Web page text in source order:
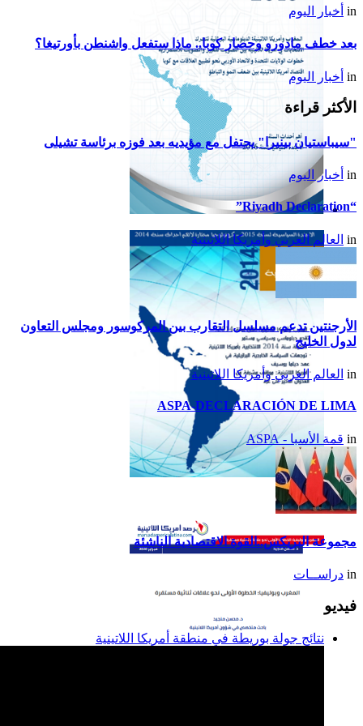
تقرير أمريكا اللاتينية لسنة
2015
تقرير أمريكا اللاتينية لسنة
2014
in أخبار اليوم
بعد خطف مادورو وحصار كوبا.. ماذا ستفعل واشنطن بأورتيغا؟
in أخبار اليوم
الأكثر قراءة
"سيباستيان بينيرا" يحتفل مع مؤيديه بعد فوزه برئاسة تشيلى
in أخبار اليوم
“Riyadh Declaration”
in العالم العربي وأمريكا اللاتينية
الأرجنتين تدعم مسلسل التقارب بين المركوسور ومجلس التعاون
لدول الخليج
in العالم العربي وأمريكا اللاتينية
ASPA-DECLARACIÓN DE LIMA
in قمة الأسبا - ASPA
مجموعة البريكس..القوة الاقتصادية الناشئة
in دراســات
فيديو
نتائج جولة بوريطة في منطقة أمريكا اللاتينية